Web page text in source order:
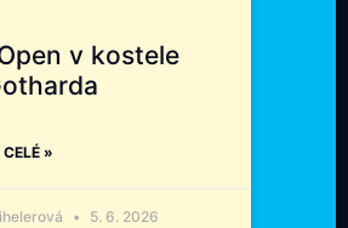
v kostele
»
5. 6. 2026